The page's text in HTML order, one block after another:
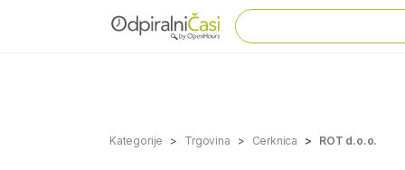
Kategorije Trgovina Cerknica ROT d.o.o.